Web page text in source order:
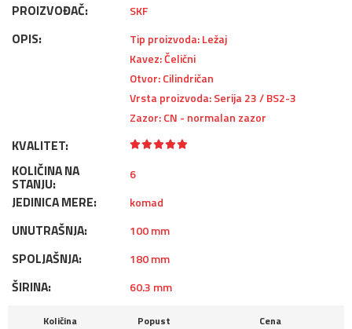
PROIZVOĐAČ: SKF
OPIS:
Tip proizvoda: Ležaj
Kavez: Čelični
Otvor: Cilindričan
Vrsta proizvoda: Serija 23 / BS2-3
Zazor: CN - normalan zazor
KVALITET:
KOLIČINA NA
STANJU:
6
JEDINICA MERE: komad
UNUTRAŠNJA: 100 mm
SPOLJAŠNJA: 180 mm
ŠIRINA: 60.3 mm
Količina Popust Cena